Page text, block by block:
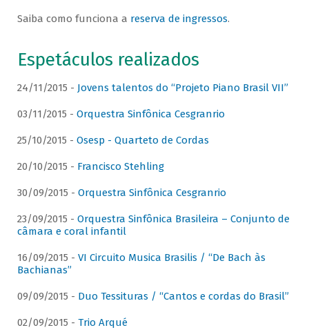
Saiba como funciona a reserva de ingressos.
Espetáculos realizados
24/11/2015 - Jovens talentos do “Projeto Piano Brasil VII”
03/11/2015 - Orquestra Sinfônica Cesgranrio
25/10/2015 - Osesp - Quarteto de Cordas
20/10/2015 - Francisco Stehling
30/09/2015 - Orquestra Sinfônica Cesgranrio
23/09/2015 - Orquestra Sinfônica Brasileira – Conjunto de
câmara e coral infantil
16/09/2015 - VI Circuito Musica Brasilis / “De Bach às
Bachianas”
09/09/2015 - Duo Tessituras / “Cantos e cordas do Brasil”
02/09/2015 - Trio Arqué